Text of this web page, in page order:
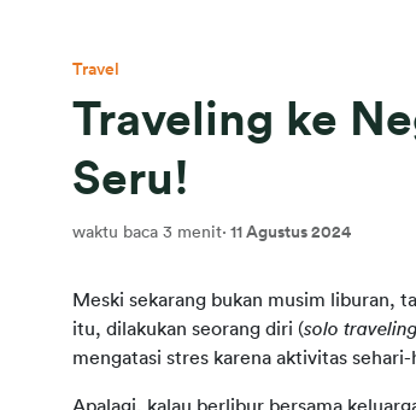
Travel
Traveling ke
Seru!
waktu baca 3 menit· 11 Agustus 2024
Meski sekarang bukan musim liburan,
itu, dilakukan seorang diri (solo
mengatasi stres karena aktivitas
Apalagi, kalau berlibur bersama